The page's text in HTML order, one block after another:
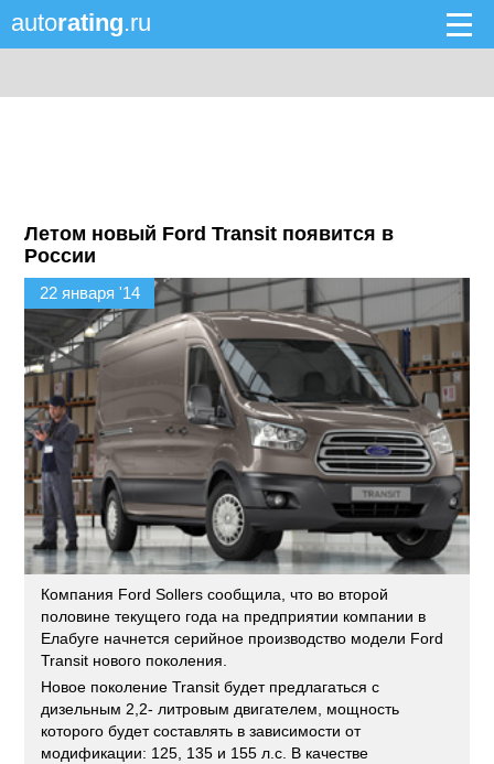
autorating.ru
Летом новый Ford Transit появится в
России
22 января '14
Компания Ford Sollers сообщила, что во второй
половине текущего года на предприятии компании в
Елабуге начнется серийное производство модели Ford
Transit нового поколения.
Новое поколение Transit будет предлагаться с
дизельным 2,2- литровым двигателем, мощность
которого будет составлять в зависимости от
модификации: 125, 135 и 155 л.с. В качестве